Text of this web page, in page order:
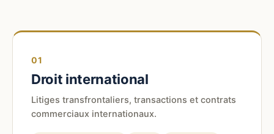
01
Droit international
Litiges transfrontaliers, transactions et contrats
commerciaux internationaux.